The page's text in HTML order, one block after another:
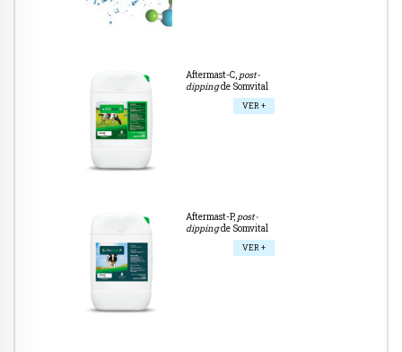
Aftermast-C, post-
dippingde Somvital
VER +
Aftermast-P, post-
dippingde Somvital
VER +